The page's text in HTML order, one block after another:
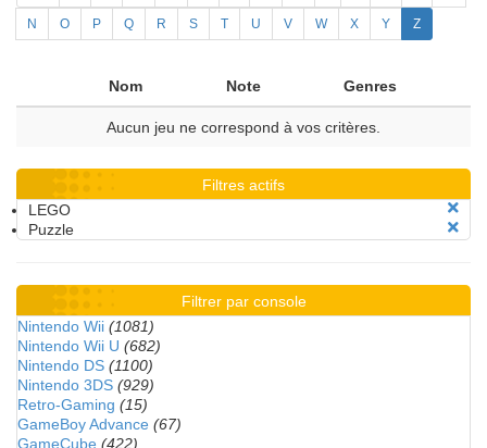
N O P Q R S T U V W X Y Z
Nom Note Genres
Aucun jeu ne correspond à vos critères.
Filtres actifs
LEGO
Puzzle
Filtrer par console
Nintendo Wii (1081)
Nintendo Wii U (682)
Nintendo DS (1100)
Nintendo 3DS (929)
Retro-Gaming (15)
GameBoy Advance (67)
GameCube (422)